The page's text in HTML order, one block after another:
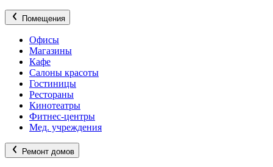
Помещения
Офисы
Магазины
Кафе
Салоны красоты
Гостиницы
Рестораны
Кинотеатры
Фитнес-центры
Мед. учреждения
Ремонт домов